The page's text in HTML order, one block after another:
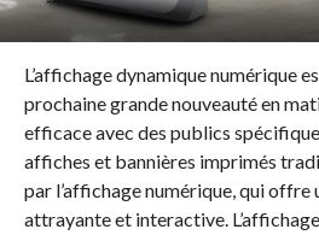
L’affichage dynamique numérique
prochaine grande nouveauté en
efficace avec des publics
affiches et bannières imprimés
par l’affichage numérique, qui offre
attrayante et interactive.